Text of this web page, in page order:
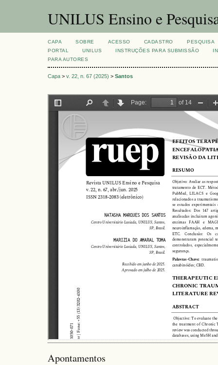
UNILUS Ensino e
CAPA SOBRE ACESSO CADASTRO
PESQUISA
PORTAL
UNILUS INSTRUÇÕES PARA SUBMISSÃO
PARA AUTORES
Capa > v. 22, n. 67 (2025) > Santos
Apontamentos